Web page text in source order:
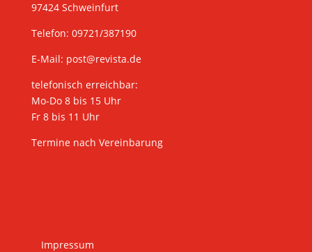
97424 Schweinfurt
Telefon: 09721/387190
E-Mail: post@revista.de
telefonisch erreichbar:
Mo-Do 8 bis 15 Uhr
Fr 8 bis 11 Uhr
Termine nach Vereinbarung
Impressum